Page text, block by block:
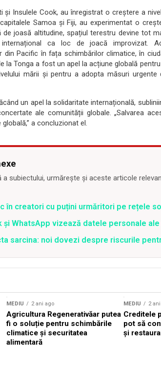
și Insulele Cook, au înregistrat o creștere a
Samoa și Fiji, au experimentat o
de joasă altitudine, spațiul terestru devine tot
ca loc de joacă improvizat.
din Pacific în fața schimbărilor climatice, în
la Tonga a fost un apel la acțiune globală
mării și pentru a adopta măsuri urgente
un apel la solidaritate internațională,
ale comunității globale. „Salvarea
a concluzionat el.
subiectului, urmărește și aceste articole
în creatori cu puțini urmăritori pe rețele
și WhatsApp vizează datele personale
sarcina: noi dovezi despre riscurile
MEDIU 2 ani ago
Agricultura Regenerativăar putea
fi o soluție pentru schimbările
climatice și securitatea
alimentară
MEDIU 2
Creditele
pot să
și